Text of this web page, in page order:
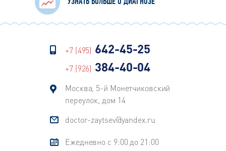
+7 (495) 642-45-25
+7 (926) 384-40-04
Москва, 5-й Монетчиковский
переулок, дом 14
doctor-zaytsev@yandex.ru
Ежедневно с 9:00 до 21:00